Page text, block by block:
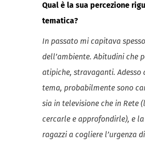
Qual è la sua percezione
tematica?
In passato mi capitava
dell’ambiente. Abitudini che
atipiche, stravaganti.
tema, probabilmente sono
sia in televisione che in Rete
cercarle e approfondirle), e
ragazzi a cogliere l’urgenza